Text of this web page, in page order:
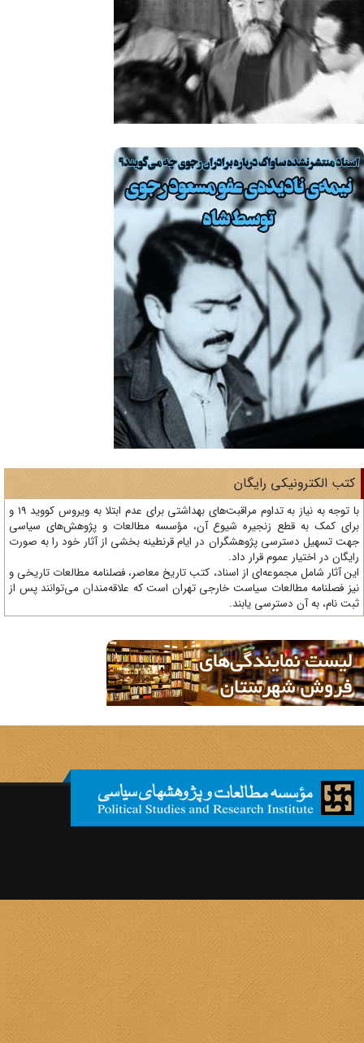
الکترونیکی رایگان
با توجه به نیاز به تداوم مراقبت‌های بهداشتی برای عدم ابتلا به ویروس کووید 19 و
کمک به قطع زنجیره شیوع آن، مؤسسه مطالعات و پژوهش‌های سیاسی
تسهیل دسترسی پژوهشگران در ایام قرنطینه بخشی از آثار خود را به صورت
در اختیار عموم قرار داد.
آثار شامل مجموعه‌ای از اسناد، کتب تاریخ معاصر، فصلنامه‌ مطالعات تاریخی و
فصلنامه مطالعات سیاست خارجی تهران است که علاقه‌مندان می‌توانند پس از
نام، به آن دسترسی یابند.